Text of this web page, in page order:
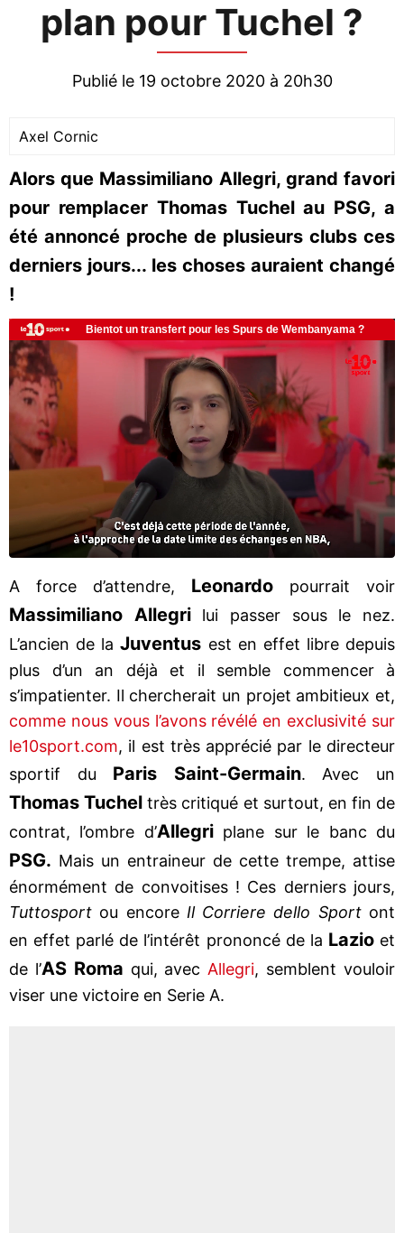
plan pour Tuchel ?
Publié le 19 octobre 2020 à 20h30
Axel Cornic
Alors que Massimiliano Allegri, grand favori
pour remplacer Thomas Tuchel au PSG, a
été annoncé proche de plusieurs clubs ces
derniers jours... les choses auraient changé
!
A force d’attendre, Leonardo pourrait voir
Massimiliano Allegrilui passer sous le nez.
L’ancien de laJuventus est en effet libre depuis
plus d’un an déjà et il semble commencer à
s’impatienter. Il chercherait un projet ambitieux et,
comme nous vous l’avons révélé en exclusivité sur
le10sport.com, il est très apprécié par le directeur
sportif du Paris Saint-Germain. Avec un
Thomas Tuchel très critiqué et surtout, en fin de
contrat, l’ombre d’Allegriplane sur le banc du
PSG. Mais un entraineur de cette trempe, attise
énormément de convoitises ! Ces derniers jours,
Tuttosport ou encore Il Corriere dello Sportont
en effet parlé de l’intérêt prononcé de la Lazioet
de l’AS Roma qui, avec Allegri, semblent vouloir
viser une victoire en Serie A.